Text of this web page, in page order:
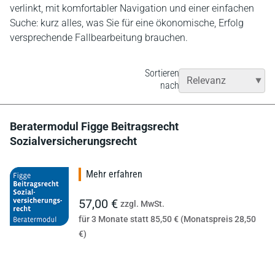
verlinkt, mit komfortabler Navigation und einer einfachen
Suche: kurz alles, was Sie für eine ökonomische, Erfolg
versprechende Fallbearbeitung brauchen.
Sortieren
nach
Beratermodul Figge Beitragsrecht
Sozialversicherungsrecht
Mehr erfahren
57,00 € zzgl. MwSt.
für 3 Monate statt 85,50 € (Monatspreis 28,50
€)